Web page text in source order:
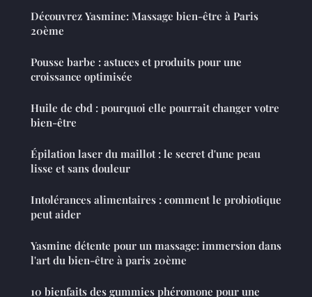
Découvrez Yasmine: Massage bien-être à Paris
20ème
Pousse barbe : astuces et produits pour une
croissance optimisée
Huile de cbd : pourquoi elle pourrait changer votre
bien-être
Épilation laser du maillot : le secret d'une peau
lisse et sans douleur
Intolérances alimentaires : comment le probiotique
peut aider
Yasmine détente pour un massage: immersion dans
l'art du bien-être à paris 20ème
10 bienfaits des gummies phéromone pour une